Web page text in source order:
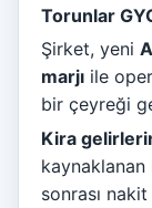
Torunlar
Şirket, yeni
marjı ile
bir çeyreği
Kira
sonrası